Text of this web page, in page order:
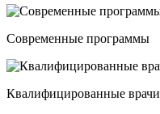
Современные программы
Квалифицированные врачи